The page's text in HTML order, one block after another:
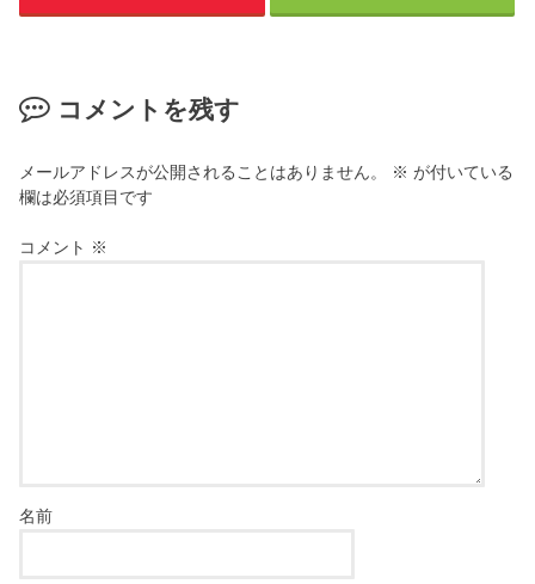
コメントを残す
メールアドレスが公開されることはありません。 ※ が付いている
欄は必須項目です
コメント ※
名前